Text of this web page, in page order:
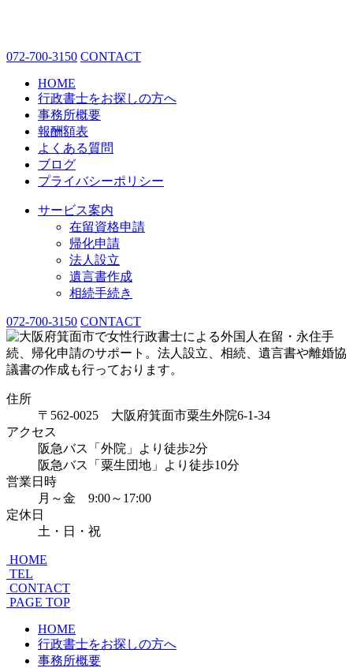
072-700-3150 CONTACT
HOME
行政書士をお探しの方へ
事務所概要
報酬額表
よくある質問
ブログ
プライバシーポリシー
サービス案内
在留資格申請
帰化申請
法人設立
遺言書作成
相続手続き
072-700-3150 CONTACT
住所
〒562-0025 大阪府箕面市粟生外院6-1-34
アクセス
阪急バス「外院」より徒歩2分
阪急バス「粟生団地」より徒歩10分
営業日時
月～金 9:00～17:00
定休日
土・日・祝
HOME
TEL
CONTACT
PAGE TOP
HOME
行政書士をお探しの方へ
事務所概要